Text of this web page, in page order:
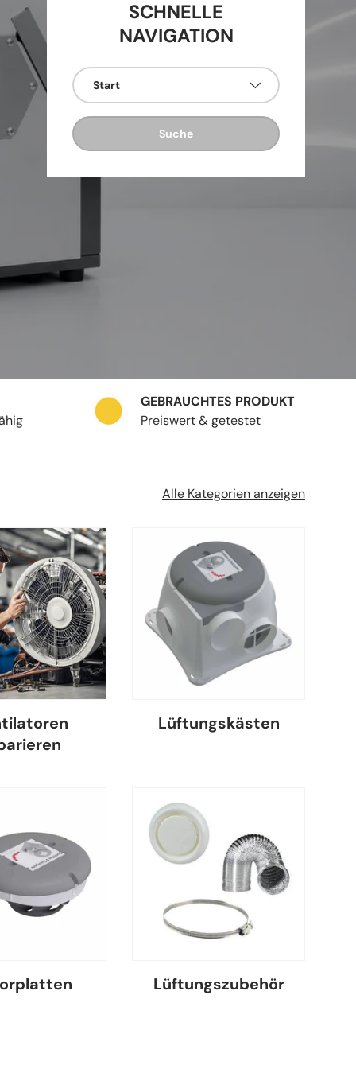
SCHNELLE
NAVIGATION
Start
Suche
GEBRAUCHTES PRODUKT
Preiswert & getestet
Alle Kategorien anzeigen
Lüftungskästen
Lüftungszubehör